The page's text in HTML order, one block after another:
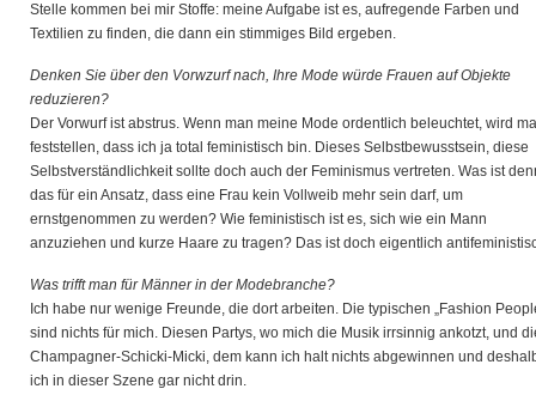
Stelle kommen bei mir Stoffe: meine Aufgabe ist es, aufregende Farben und
Textilien zu finden, die dann ein stimmiges Bild ergeben.
Denken Sie über den Vorwzurf nach, Ihre Mode würde Frauen auf Objekte
reduzieren?
Der Vorwurf ist abstrus. Wenn man meine Mode ordentlich beleuchtet, wird
feststellen, dass ich ja total feministisch bin. Dieses Selbstbewusstsein, diese
Selbstverständlichkeit sollte doch auch der Feminismus vertreten. Was ist
das für ein Ansatz, dass eine Frau kein Vollweib mehr sein darf, um
ernstgenommen zu werden? Wie feministisch ist es, sich wie ein Mann
anzuziehen und kurze Haare zu tragen? Das ist doch eigentlich
Was trifft man für Männer in der Modebranche?
Ich habe nur wenige Freunde, die dort arbeiten. Die typischen „Fashion
sind nichts für mich. Diesen Partys, wo mich die Musik irrsinnig ankotzt, und
Champagner-Schicki-Micki, dem kann ich halt nichts abgewinnen und
ich in dieser Szene gar nicht drin.